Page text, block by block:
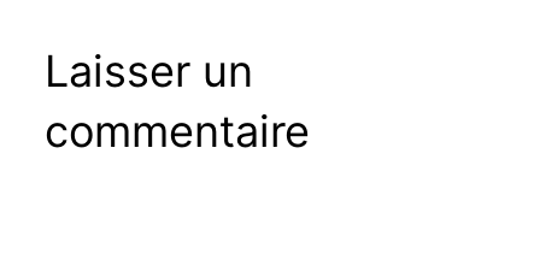
Laisser un
commentaire